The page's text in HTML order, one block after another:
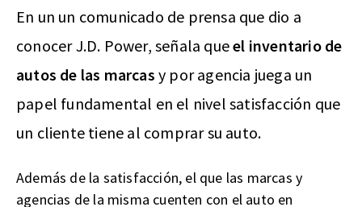
En un un comunicado de prensa que dio a
conocer J.D. Power, señala queel inventario de
autos de las marcas y por agencia juega un
papel fundamental en el nivel satisfacción que
un cliente tiene al comprar su auto.
Además de la satisfacción, el que las marcas y
agencias de la misma cuenten con el auto en